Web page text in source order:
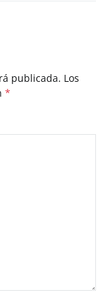
publicada. Los
*